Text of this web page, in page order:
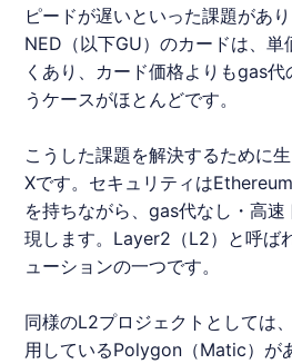
ピードが遅いといった課題があ
NED（以下GU）のカードは、単
くあり、カード価格よりもgas代
うケースがほとんどです。
こうした課題を解決するために
Xです。セキュリティは
を持ちながら、gas代なし・高
現します。Layer2（L2）と呼ば
ューションの一つです。
同様のL2プロジェクトとしては
用しているPolygon（Matic）が